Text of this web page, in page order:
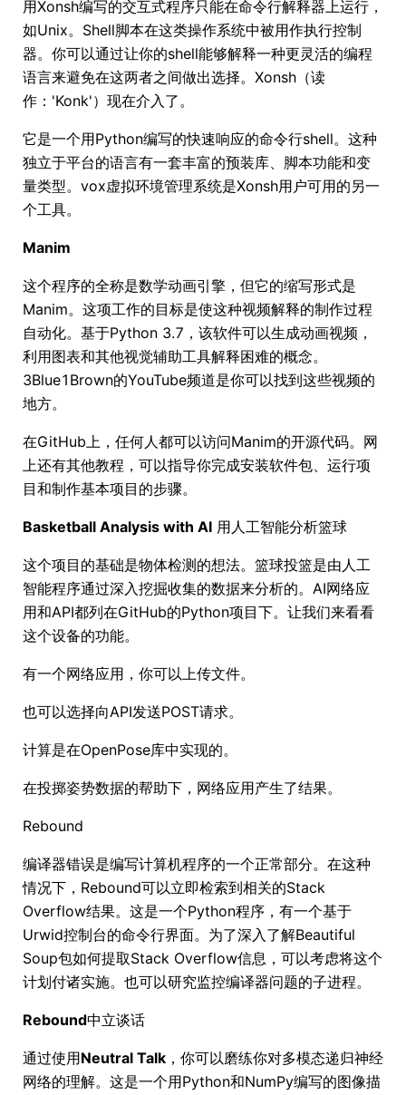
用Xonsh编写的交互式程序只能在命令行解释器上运行，
如Unix。Shell脚本在这类操作系统中被用作执行控制
器。你可以通过让你的shell能够解释一种更灵活的编程
语言来避免在这两者之间做出选择。Xonsh（读
作：'Konk'）现在介入了。
它是一个用Python编写的快速响应的命令行shell。这种
独立于平台的语言有一套丰富的预装库、脚本功能和变
量类型。vox虚拟环境管理系统是Xonsh用户可用的另一
个工具。
Manim
这个程序的全称是数学动画引擎，但它的缩写形式是
Manim。这项工作的目标是使这种视频解释的制作过程
自动化。基于Python 3.7，该软件可以生成动画视频，
利用图表和其他视觉辅助工具解释困难的概念。
3Blue1Brown的YouTube频道是你可以找到这些视频的
地方。
在GitHub上，任何人都可以访问Manim的开源代码。网
上还有其他教程，可以指导你完成安装软件包、运行项
目和制作基本项目的步骤。
Basketball Analysis with AI 用人工智能分析篮球
这个项目的基础是物体检测的想法。篮球投篮是由人工
智能程序通过深入挖掘收集的数据来分析的。AI网络应
用和API都列在GitHub的Python项目下。让我们来看看
这个设备的功能。
有一个网络应用，你可以上传文件。
也可以选择向API发送POST请求。
计算是在OpenPose库中实现的。
在投掷姿势数据的帮助下，网络应用产生了结果。
Rebound
编译器错误是编写计算机程序的一个正常部分。在这种
情况下，Rebound可以立即检索到相关的Stack
Overflow结果。这是一个Python程序，有一个基于
Urwid控制台的命令行界面。为了深入了解Beautiful
Soup包如何提取Stack Overflow信息，可以考虑将这个
计划付诸实施。也可以研究监控编译器问题的子进程。
Rebound中立谈话
通过使用Neutral Talk ，你可以磨练你对多模态递归神经
网络的理解。这是一个用Python和NumPy编写的图像描